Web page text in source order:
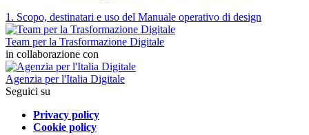
1. Scopo, destinatari e uso del Manuale operativo di design
Team per la Trasformazione Digitale
in collaborazione con
Agenzia per l'Italia Digitale
Seguici su
Privacy policy
Cookie policy